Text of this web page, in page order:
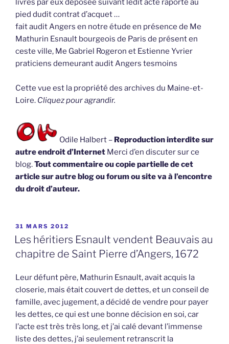
livres par eux déposée suivant ledit acte raporté au
pied dudit contrat d’acquet …
fait audit Angers en notre étude en présence de Me
Mathurin Esnault bourgeois de Paris de présent en
ceste ville, Me Gabriel Rogeron et Estienne Yvrier
praticiens demeurant audit Angers tesmoins
Cette vue est la propriété des archives du Maine-et-
Loire. Cliquez pour agrandir.
Odile Halbert – Reproduction interdite sur
autre endroit d’Internet Merci d’en discuter sur ce
blog.Tout commentaire ou copie partielle de cet
article sur autre blog ou forum ou site va à l’encontre
du droit d’auteur.
PUBLIÉ
LE
31 MARS 2012
Les héritiers Esnault vendent Beauvais au
chapitre de Saint Pierre d’Angers, 1672
Leur défunt père, Mathurin Esnault, avait acquis la
closerie, mais était couvert de dettes, et un conseil de
famille, avec jugement, a décidé de vendre pour payer
les dettes, ce qui est une bonne décision en soi, car
l’acte est très très long, et j’ai calé devant l’immense
liste des dettes, j’ai seulement retranscrit la